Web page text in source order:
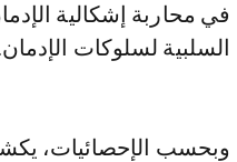
في محاربة إشكالية
السلبية لسلوكات
وبحسب الإحصائيات،